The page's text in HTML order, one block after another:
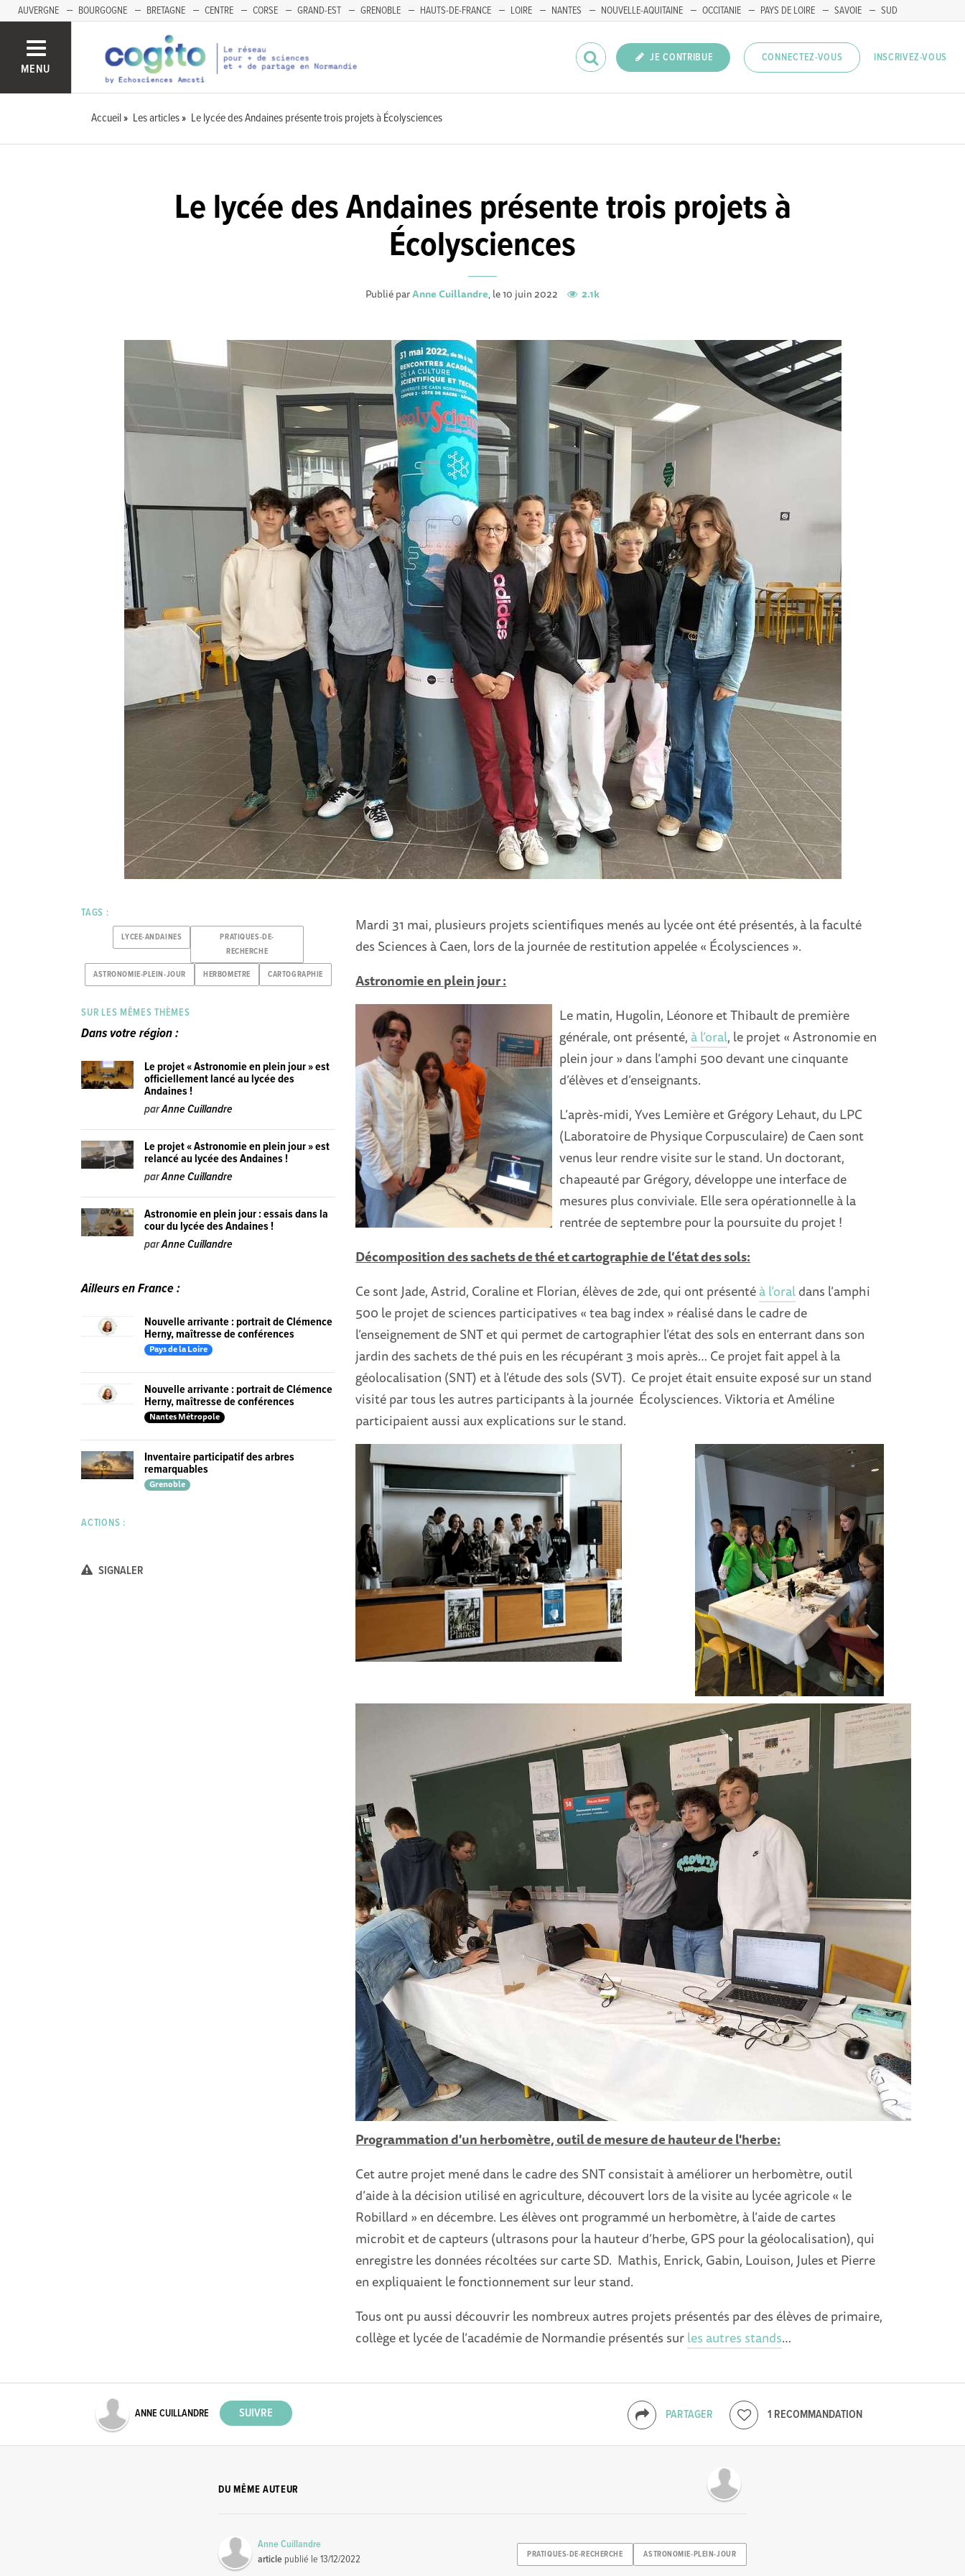
AUVERGNE BOURGOGNE BRETAGNE CENTRE CORSE GRAND-EST GRENOBLE HAUTS-DE-FRANCE LOIRE NANTES NOUVELLE-AQUITAINE OCCITANIE PAYS DE LOIRE SAVOIE SUD
MENU
JE CONTRIBUE CONNECTEZ-VOUS INSCRIVEZ-VOUS
Accueil Les articles Le lycée des Andaines présente trois projets à Écolysciences
Le lycée des Andaines présente trois projets à
Écolysciences
Publié parAnne Cuillandre, le 10 juin 2022 2.1k
Mardi 31 mai, plusieurs projets scientifiques menés au lycée ont été présentés, à la faculté
des Sciences à Caen, lors de la journée de restitution appelée « Écolysciences ».
Astronomie en plein jour :
Le matin, Hugolin, Léonore et Thibault de première
générale, ont présenté,à l’oral, le projet « Astronomie en
plein jour » dans l’amphi 500 devant une cinquante
d’élèves et d’enseignants.
L’après-midi, Yves Lemière et Grégory Lehaut, du LPC
(Laboratoire de Physique Corpusculaire) de Caen sont
venus leur rendre visite sur le stand. Un doctorant,
chapeauté par Grégory, développe une interface de
mesures plus conviviale. Elle sera opérationnelle à la
rentrée de septembre pour la poursuite du projet !
Décompositiondes sachets de thé et cartographiedel’état dessols:
Ce sont Jade, Astrid, Coraline et Florian, élèves de 2de, qui ont présentéà l’oraldans l’amphi
500 le projet de sciences participatives « tea bag index » réalisé dans le cadre de
l’enseignement de SNT et qui permet de cartographier l’état des sols en enterrant dans son
jardin des sachets de thé puis en les récupérant 3 mois après… Ce projet fait appel à la
géolocalisation (SNT) et à l’étude des sols (SVT). Ce projet était ensuite exposé sur un stand
visité par tous les autres participants à la journée Écolysciences. Viktoria et Améline
participaient aussi aux explications sur le stand.
Programmation d'un herbomètre, outil de mesure de hauteur de l'herbe:
Cet autre projet mené dans le cadre des SNT consistait à améliorer un herbomètre, outil
d’aide à la décision utilisé en agriculture, découvert lors de la visite au lycée agricole « le
Robillard » en décembre. Les élèves ont programmé un herbomètre, à l’aide de cartes
microbit et de capteurs (ultrasons pour la hauteur d’herbe, GPS pour la géolocalisation), qui
enregistre les données récoltées sur carte SD. Mathis, Enrick, Gabin, Louison, Jules et Pierre
en expliquaient le fonctionnement sur leur stand.
Tous ont pu aussi découvrir les nombreux autres projets présentés par des élèves de primaire,
collège et lycée de l’académie de Normandie présentés surles autres stands…
TAGS :
LYCEE-ANDAINES
PRATIQUES-DE-
RECHERCHE
ASTRONOMIE-PLEIN-JOUR HERBOMETRE CARTOGRAPHIE
SUR LES MÊMES THÈMES
Dans votre région :
Le projet « Astronomie en plein jour » est
officiellement lancé au lycée des
Andaines !
parAnne Cuillandre
Le projet « Astronomie en plein jour » est
relancé au lycée des Andaines !
parAnne Cuillandre
Astronomie en plein jour : essais dans la
cour du lycée des Andaines !
parAnne Cuillandre
Ailleurs en France :
Nouvelle arrivante : portrait de Clémence
Herny, maîtresse de conférences
Pays de la Loire
Nouvelle arrivante : portrait de Clémence
Herny, maîtresse de conférences
Nantes Métropole
Inventaire participatif des arbres
remarquables
Grenoble
ACTIONS :
SIGNALER
PARTAGER 1 RECOMMANDATION
ANNE CUILLANDRE
DU MÊME AUTEUR
PRATIQUES-DE-RECHERCHE ASTRONOMIE-PLEIN-JOUR
Anne Cuillandre
article publié le13/12/2022